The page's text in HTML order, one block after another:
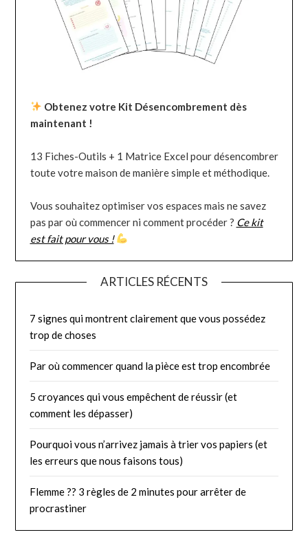
Obtenez votre Kit Désencombrement dès
maintenant !
13 Fiches-Outils + 1 Matrice Excel pour désencombrer
toute votre maison de manière simple et méthodique.
Vous souhaitez optimiser vos espaces mais ne savez
pas par où commencer ni comment procéder ? Ce kit
est fait pour vous !
ARTICLES RÉCENTS
7 signes qui montrent clairement que vous possédez
trop de choses
Par où commencer quand la pièce est trop encombrée
5 croyances qui vous empêchent de réussir (et
comment les dépasser)
Pourquoi vous n’arrivez jamais à trier vos papiers (et
les erreurs que nous faisons tous)
Flemme ?? 3 règles de 2 minutes pour arrêter de
procrastiner